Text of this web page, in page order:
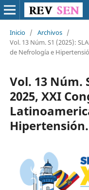
Inicio / Archivos /
Vol. 13 Núm. S1 (2025):
de Nefrología e
Vol. 13 Núm.
2025, XXI
Hipertensión.